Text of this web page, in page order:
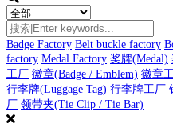
Badge Factory Belt buckle factory
factory Medal Factory 奖牌(Medal)
工厂 徽章(Badge / Emblem) 徽章
行李牌(Luggage Tag) 行李牌工厂
厂 领带夹(Tie Clip / Tie Bar)